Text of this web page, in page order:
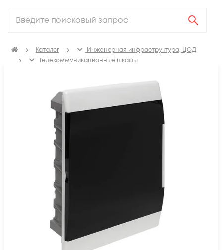
Каталог
Инженерная инфраструктура, ЦОД
Телекоммуникационные шкафы